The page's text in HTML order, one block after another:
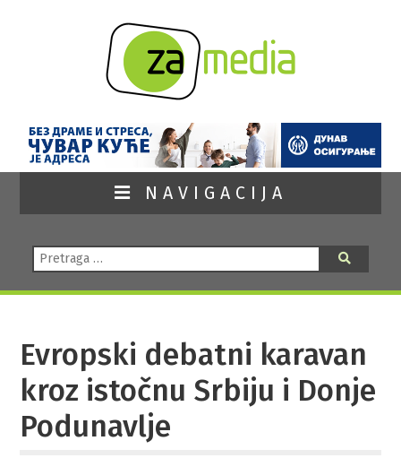
NAVIGACIJA
Pretraga:
Evropski debatni karavan
kroz istočnu Srbiju i Donje
Podunavlje